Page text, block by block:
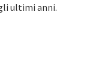
ultimi anni.